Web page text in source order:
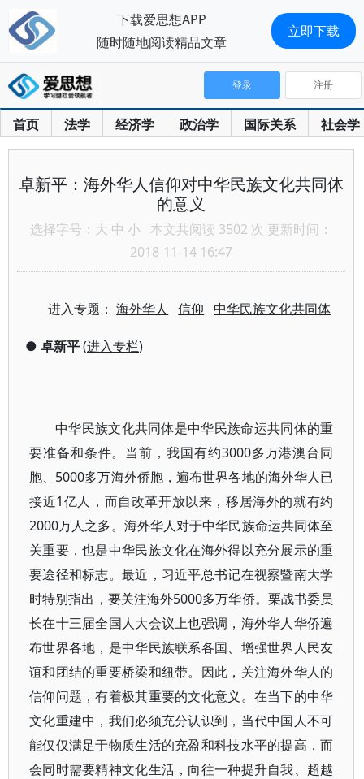
首页 法学 经济学 政治学 国际关系 社会学
登录 注册
卓新平：海外华人信仰对中华民族文化共同体
的意义
选择字号： 大 中 小 本文共阅读 3502 次 更新时间：
2018-11-14 16:47
进入专题：海外华人 信仰 中华民族文化共同体
● 卓新平(进入专栏)
中华民族文化共同体是中华民族命运共同体的重
要准备和条件。当前，我国有约3000多万港澳台同
胞、5000多万海外侨胞，遍布世界各地的海外华人已
接近1亿人，而自改革开放以来，移居海外的就有约
2000万人之多。海外华人对于中华民族命运共同体至
关重要，也是中华民族文化在海外得以充分展示的重
要途径和标志。最近，习近平总书记在视察暨南大学
时特别指出，要关注海外5000多万华侨。栗战书委员
长在十三届全国人大会议上也强调，海外华人华侨遍
布世界各地，是中华民族联系各国、增强世界人民友
谊和团结的重要桥梁和纽带。因此，关注海外华人的
信仰问题，有着极其重要的文化意义。在当下的中华
文化重建中，我们必须充分认识到，当代中国人不可
能仅仅满足于物质生活的充盈和科技水平的提高，而
会同时需要精神文化生活，向往一种提升自我、超越
下载爱思想APP
随时随地阅读精品文章
立即下载